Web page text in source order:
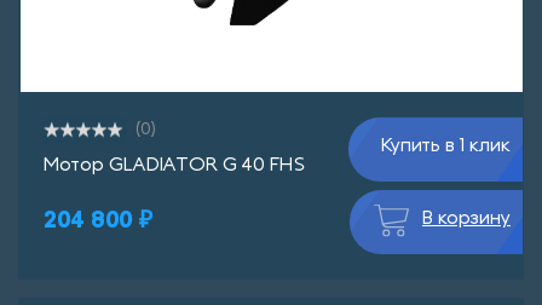
(0)
Мотор GLADIATOR G 40 FHS
204 800 ₽
Купить в 1 клик
В корзину